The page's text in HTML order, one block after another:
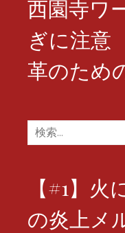
ン
西園寺ワ
ぎに注意
革のため
検
索:
【#1】
の炎上メ